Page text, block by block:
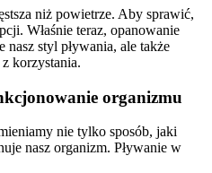
niż powietrze. Aby sprawić,
Właśnie teraz, opanowanie
styl pływania, ale także
korzystania.
organizmu
nie tylko sposób, jaki
nasz organizm. Pływanie w